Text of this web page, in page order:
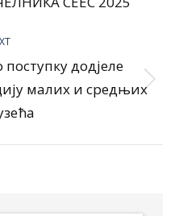
Next
post:
додјеле
малих и средњих